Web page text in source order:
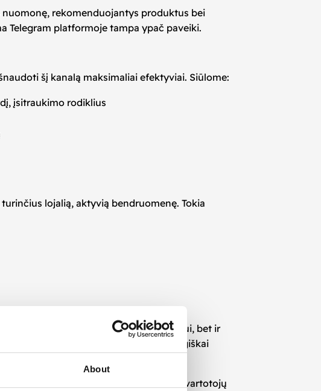
About
rekomenduojantys produktus bei
Telegram platformoje tampa ypač paveiki.
šį kanalą maksimaliai efektyviai. Siūlome:
įsitraukimo rodiklius
lojalią, aktyvią bendruomenę. Tokia
naudojasi Telegram ne tik bendravimui, bet ir
Telegram platformoje tampa strategiškai
ženklo žinomumą, konversijas ir vartotojų